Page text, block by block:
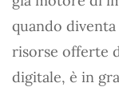
quando
risorse offerte
digitale, è in